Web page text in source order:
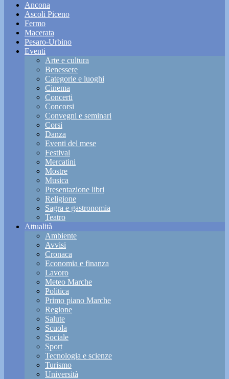
Ancona
Ascoli Piceno
Fermo
Macerata
Pesaro-Urbino
Eventi
Arte e cultura
Benessere
Categorie e luoghi
Cinema
Concerti
Concorsi
Convegni e seminari
Corsi
Danza
Eventi del mese
Festival
Mercatini
Mostre
Musica
Presentazione libri
Religione
Sagra e gastronomia
Teatro
Attualità
Ambiente
Avvisi
Cronaca
Economia e finanza
Lavoro
Meteo Marche
Politica
Primo piano Marche
Regione
Salute
Scuola
Sociale
Sport
Tecnologia e scienze
Turismo
Università